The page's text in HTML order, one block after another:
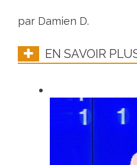
par Damien D.
EN SAVOIR